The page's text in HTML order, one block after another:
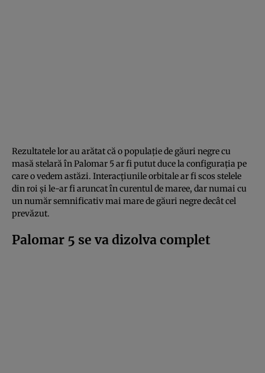
Rezultatele lor au arătat că o populație de găuri negre cu
masă stelară în Palomar 5 ar fi putut duce la configurația pe
care o vedem astăzi. Interacțiunile orbitale ar fi scos stelele
din roi și le-ar fi aruncat în curentul de maree, dar numai cu
un număr semnificativ mai mare de găuri negre decât cel
prevăzut.
Palomar 5 se va dizolva complet